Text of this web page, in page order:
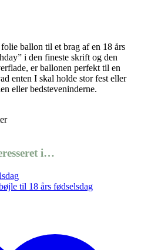
ballon til et brag af en 18 års
i den fineste skrift og den
er ballonen perfekt til en
enten I skal holde stor fest eller
eller bedsteveninderne.
i…